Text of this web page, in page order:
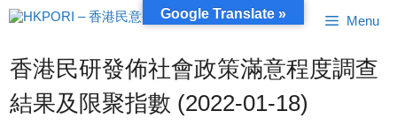
跳
至
容
Menu
香港民研發佈社會政策滿意程度調查
結果及限聚指數 (2022-01-18)
Google Translate »